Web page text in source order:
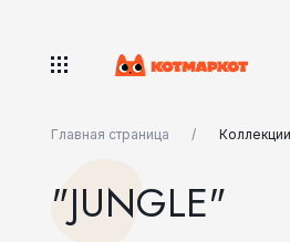
Главная страница
"JUNGLE"